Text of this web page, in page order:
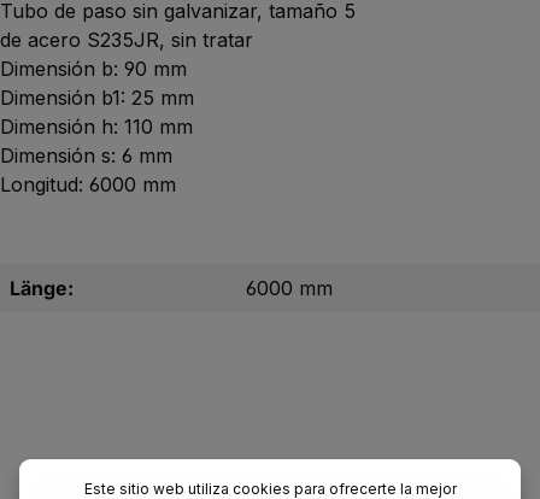
Tubo de paso sin galvanizar, tamaño 5
de acero S235JR, sin tratar
Dimensión b: 90 mm
Dimensión b1: 25 mm
Dimensión h: 110 mm
Dimensión s: 6 mm
Longitud: 6000 mm
Länge: 6000 mm
Este sitio web utiliza cookies para ofrecerte la mejor